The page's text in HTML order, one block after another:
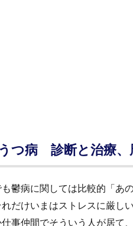
つ病 診断と治療、
鬱病に関しては比較的「あ
だけいまはストレスに厳しい
事仲間でそういう人が居て